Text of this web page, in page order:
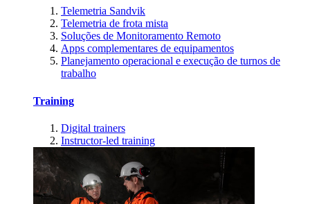
Telemetria Sandvik
Telemetria de frota mista
Soluções de Monitoramento Remoto
Apps complementares de equipamentos
Planejamento operacional e execução de turnos de
trabalho
Training
Digital trainers
Instructor-led training